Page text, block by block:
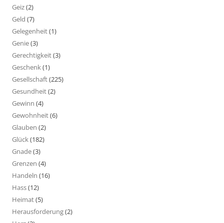
Geiz(2)
Geld (7)
Gelegenheit(1)
Genie(3)
Gerechtigkeit(3)
Geschenk(1)
Gesellschaft(225)
Gesundheit(2)
Gewinn (4)
Gewohnheit(6)
Glauben (2)
Glück(182)
Gnade(3)
Grenzen (4)
Handeln (16)
Hass(12)
Heimat(5)
Herausforderung(2)